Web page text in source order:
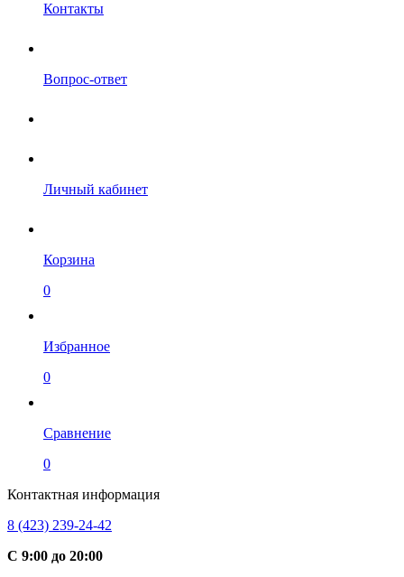
Контакты
Вопрос-ответ
Личный кабинет
Корзина
0
Избранное
0
Сравнение
0
Контактная информация
8 (423) 239-24-42
С 9:00 до 20:00